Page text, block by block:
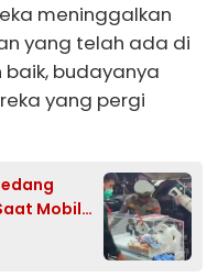
meninggalkan
yang telah ada di
baik, budayanya
yang pergi
Mobil